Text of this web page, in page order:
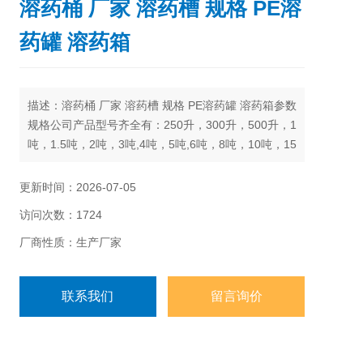
溶药桶 厂家 溶药槽 规格 PE溶
药罐 溶药箱
描述：溶药桶 厂家 溶药槽 规格 PE溶药罐 溶药箱参数
规格公司产品型号齐全有：250升，300升，500升，1
吨，1.5吨，2吨，3吨,4吨，5吨,6吨，8吨，10吨，15
更新时间：2026-07-05
访问次数：1724
厂商性质：生产厂家
联系我们 留言询价